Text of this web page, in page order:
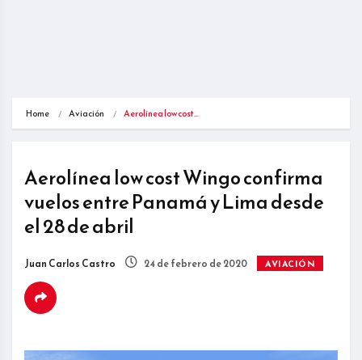
Home Aviación Aerolínea low cost…
Aerolínea low cost Wingo confirma
vuelos entre Panamá y Lima desde
el 28 de abril
Juan Carlos Castro 24 de febrero de 2020 AVIACIÓN